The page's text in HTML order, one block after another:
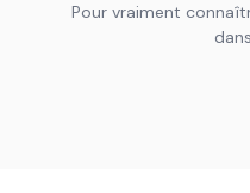
Pour vraiment